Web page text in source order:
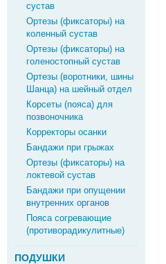
сустав
Ортезы (фиксаторы) на
коленный сустав
Ортезы (фиксаторы) на
голеностопный сустав
Ортезы (воротники, шины
Шанца) на шейный отдел
Корсеты (пояса) для
позвоночника
Корректоры осанки
Бандажи при грыжах
Ортезы (фиксаторы) на
локтевой сустав
Бандажи при опущении
внутренних органов
Пояса согревающие
(противорадикулитные)
ПОДУШКИ